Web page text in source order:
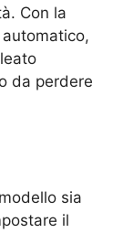
Con la
da perdere
sia
il